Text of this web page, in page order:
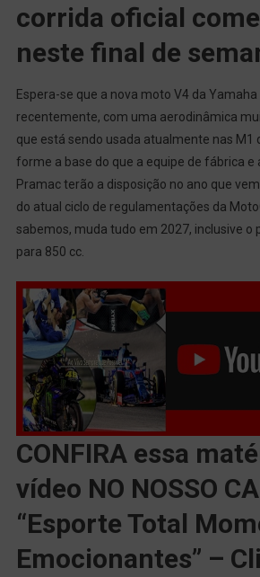
corrida oficial
neste final de
Espera-se que a nova moto V4 da
recentemente, com uma aerodinâmica
que está sendo usada atualmente nas M1
forme a base do que a equipe de fábrica e
Pramac terão a disposição no ano que
do atual ciclo de regulamentações da
sabemos, muda tudo em 2027, inclusive o
para 850 cc.
CONFIRA essa
vídeo NO NOSSO
“Esporte Total
Emocionantes” –